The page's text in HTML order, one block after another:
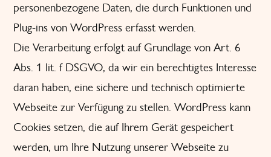
personenbezogene Daten, die durch Funktionen und
Plug-ins von WordPress erfasst werden.
Die Verarbeitung erfolgt auf Grundlage von Art. 6
Abs. 1 lit. f DSGVO, da wir ein berechtigtes Interesse
daran haben, eine sichere und technisch optimierte
Webseite zur Verfügung zu stellen. WordPress kann
Cookies setzen, die auf Ihrem Gerät gespeichert
werden, um Ihre Nutzung unserer Webseite zu